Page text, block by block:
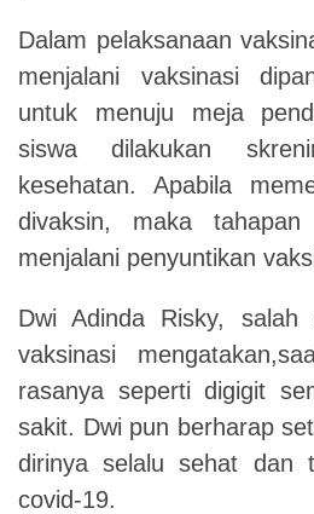
Dalam pelaksanaan
menjalani vaksinasi
untuk menuju meja
siswa dilakukan
kesehatan. Apabila
divaksin, maka tahapan
menjalani penyuntikan
Dwi Adinda Risky, salah
vaksinasi
rasanya seperti digigit
sakit. Dwi pun berharap
dirinya selalu sehat dan
covid-19.